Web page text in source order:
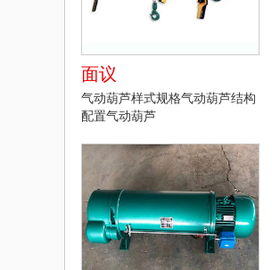
面议
气动葫芦样式规格气动葫芦结构
配置气动葫芦